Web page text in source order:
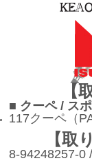
【
■ クーペ / ス
117クーペ（
【取
8-94248257-0